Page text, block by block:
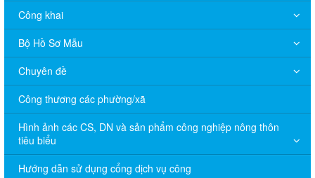
Công khai
Bộ Hồ Sơ Mẫu
Chuyên đề
Công thương các phường/xã
Hình ảnh các CS, DN và sản phẩm công nghiệp nông thôn
tiêu biểu
Hướng dẫn sử dụng cổng dịch vụ công